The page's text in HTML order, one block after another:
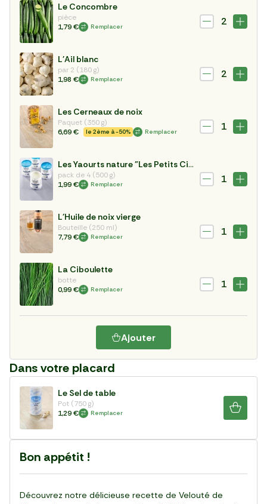
Le Concombre
pièce
1,79 €
Remplacer 2
L'Ail blanc
par 2 (180 g)
1,98 €
Remplacer 2
Les Cerneaux de noix
Paquet (350 g)
6,69 €
le 2ème à -50% Remplacer 1
Les Yaourts nature "Les Petits Cirés"
pack de 4 (500 g)
1,99 €
Remplacer 1
L'Huile de noix vierge
Bouteille (250 ml)
7,79 €
Remplacer 1
La Ciboulette
botte
0,99 €
Remplacer 1
Ajouter
Dans votre placard
Le Sel de table
Pot (750 g)
1,29 €
Remplacer
Bon appétit !
Découvrez notre délicieuse recette de Velouté de